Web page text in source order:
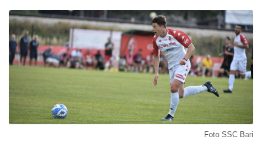
Foto SSC Bari